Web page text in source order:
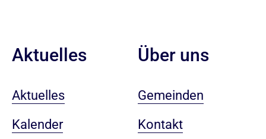
Aktuelles
Aktuelles
Kalender
Über uns
Gemeinden
Kontakt